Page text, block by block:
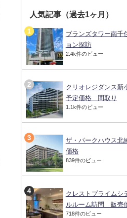
人気記事（過去1ヶ月）
ブランズタワー南
ョン探訪
2.4k件のビュー
クリオレジダンス
予定価格 間取り
1.1k件のビュー
ザ・パークハウス
価格
839件のビュー
クレストプライム
ルルーム訪問 販売
718件のビュー